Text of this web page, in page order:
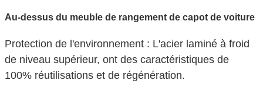
Au-dessus du meuble de rangement de capot de voiture
Protection de l'environnement : L'acier laminé à froid
de niveau supérieur, ont des caractéristiques de
100% réutilisations et de régénération.